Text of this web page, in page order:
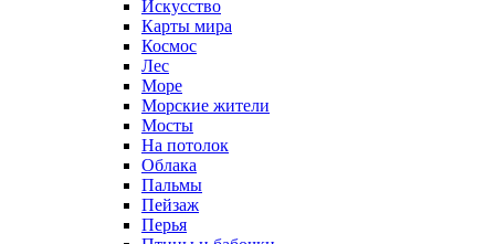
Искусство
Карты мира
Космос
Лес
Море
Морские жители
Мосты
На потолок
Облака
Пальмы
Пейзаж
Перья